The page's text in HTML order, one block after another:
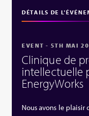
DÉTAILS DE
EVENT - 5TH MAI
Clinique de
intellectuelle
EnergyWorks
Nous avons le plaisir